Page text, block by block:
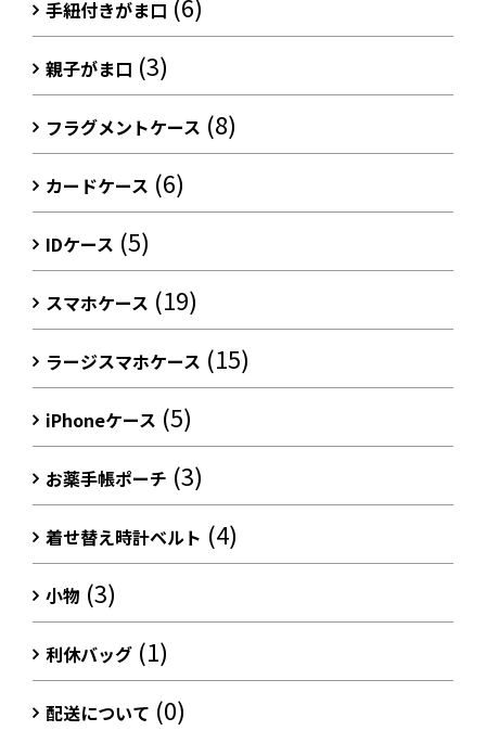
手紐付きがま口
親子がま口 (3)
フラグメントケース (8)
カードケース (6)
IDケース (5)
スマホケース (19)
ラージスマホケース (15)
iPhoneケース (5)
お薬手帳ポーチ (3)
着せ替え時計ベルト (4)
小物 (3)
利休バッグ (1)
配送について (0)